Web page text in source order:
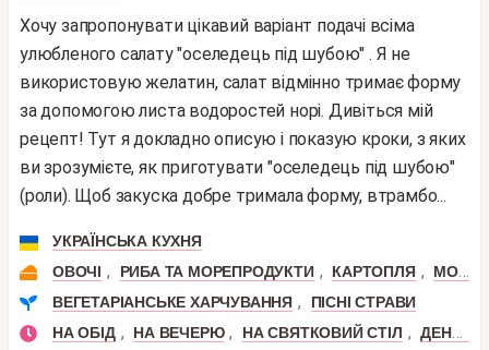
Хочу запропонувати цікавий варіант подачі всіма
улюбленого салату "оселедець під шубою" . Я не
використовую желатин, салат відмінно тримає форму
за допомогою листа водоростей норі. Дивіться мій
рецепт! Тут я докладно описую і показую кроки, з яких
ви зрозумієте, як приготувати "оселедець під шубою"
(роли). Щоб закуска добре тримала форму, втрамбо...
УКРАЇНСЬКА КУХНЯ
ОВОЧІ , РИБА ТА МОРЕПРОДУКТИ , КАРТОПЛЯ ,
МОРЕПРОДУКТИ
ВЕГЕТАРІАНСЬКЕ ХАРЧУВАННЯ ,
ПІСНІ СТРАВИ
НА ОБІД , НА ВЕЧЕРЮ , НА СВЯТКОВИЙ СТІЛ , ДЕНЬ НАРОДЖЕННЯ